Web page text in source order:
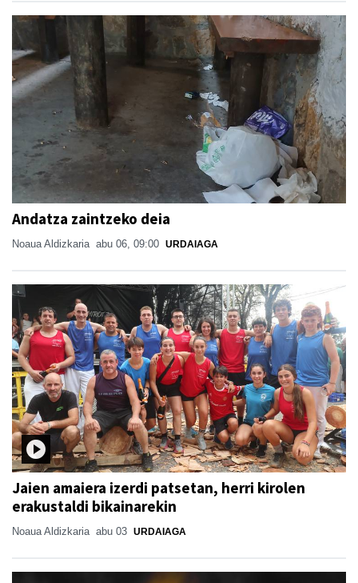
Andatza zaintzeko deia
Noaua Aldizkaria abu 06, 09:00 URDAIAGA
Jaien amaiera izerdi patsetan, herri kirolen
erakustaldi bikainarekin
Noaua Aldizkaria abu 03 URDAIAGA